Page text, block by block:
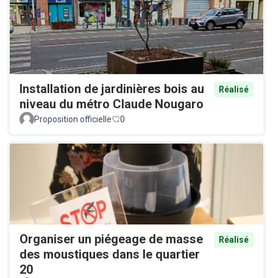
Installation de jardinières bois au
niveau du métro Claude Nougaro
Réalisé
Proposition officielle 0
Organiser un piégeage de masse
des moustiques dans le quartier
20
Réalisé